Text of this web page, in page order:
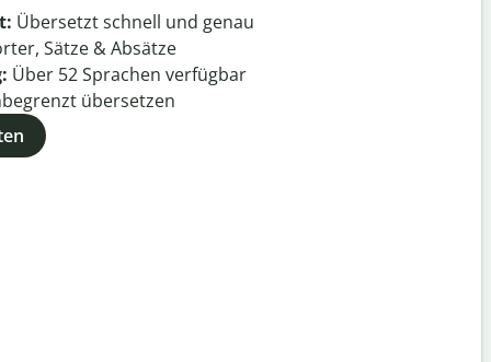
Übersetzt schnell und genau
Sätze & Absätze
Über 52Sprachen verfügbar
übersetzen